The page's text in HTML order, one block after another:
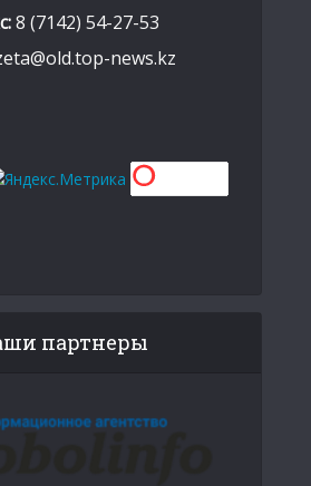
8 (7142) 54-27-53
news.kz
партнеры